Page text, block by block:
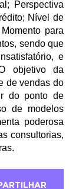
Perspectiva
Nível de
para
sendo que
e
objetivo da
de vendas do
do ponto de
de modelos
poderosa
consultorias,